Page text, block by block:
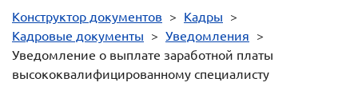
Конструктор документов > Кадры >
Кадровые документы > Уведомления >
Уведомление о выплате заработной платы
высококвалифицированному специалисту